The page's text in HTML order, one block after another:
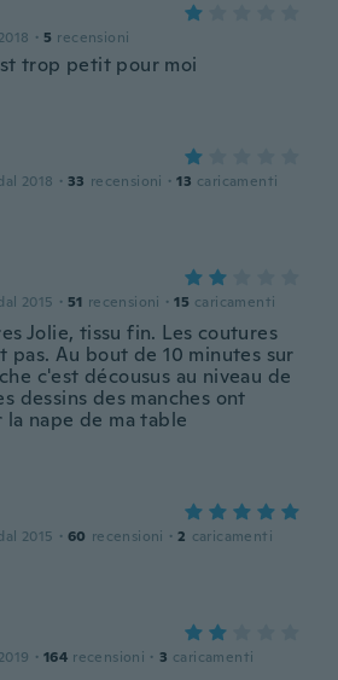
· 5 recensioni
trop petit pour moi
2018 · 33 recensioni · 13 caricamenti
2015 · 51 recensioni · 15 caricamenti
Jolie, tissu fin. Les coutures
pas. Au bout de 10 minutes sur
c'est décousus au niveau de
dessins des manches ont
nape de ma table
2015 · 60 recensioni · 2 caricamenti
· 164 recensioni · 3 caricamenti